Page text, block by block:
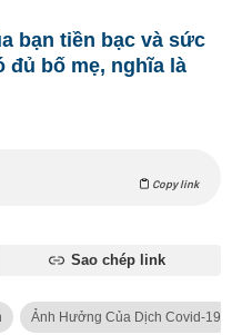
bạn tiền bạc và sức
đủ bố mẹ, nghĩa là
Copy link
Sao chép link
Ảnh Hưởng Của Dịch Covid-19